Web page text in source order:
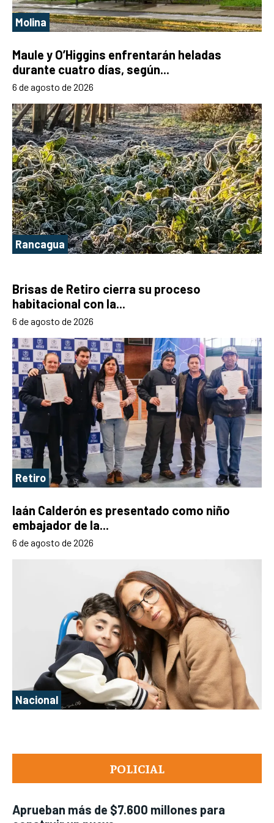
POLICIAL
Aprueban más de $7.600 millones para
Molina
Maule y O’Higgins enfrentarán heladas
durante cuatro días, según...
6 de agosto de 2026
Rancagua
Brisas de Retiro cierra su proceso
habitacional con la...
6 de agosto de 2026
Retiro
Iaán Calderón es presentado como niño
embajador de la...
6 de agosto de 2026
Nacional